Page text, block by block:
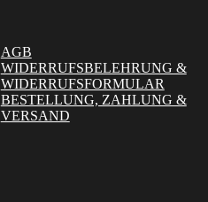
können
auf
der
Produktseite
gewählt
AGB
WIDERRUFSBELEHRUNG &
WIDERRUFSFORMULAR
BESTELLUNG, ZAHLUNG &
VERSAND